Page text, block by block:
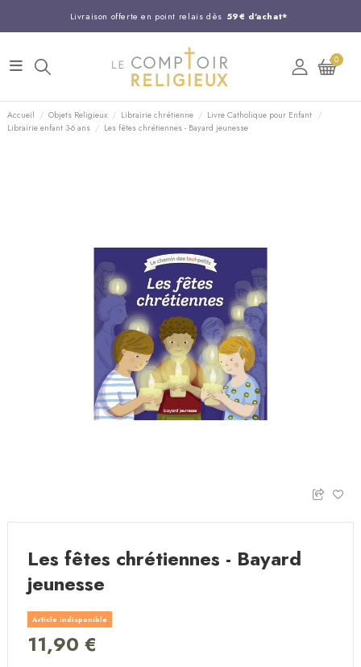
Livraison offerte en point relais dès 59€ d'achat*
Entreprise Française familiale
Support client disponible au 03 20 24 74 15
Commandez avant 14H, expédition le jour même !
0
Accueil Objets Religieux Librairie chrétienne
Livre Catholique pour Enfant
Librairie enfant 3-6 ans
Les fêtes chrétiennes - Bayard jeunesse
Les fêtes chrétiennes - Bayard
jeunesse
Article indisponible
11,90 €